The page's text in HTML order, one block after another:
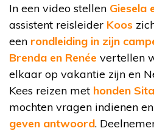
In een video stellen Giesela
assistent reisleider Koos
een rondleiding in zijn
Brenda en Renée vertellen
elkaar op vakantie zijn en
Kees reizen met honden
mochten vragen indienen en
geven antwoord.